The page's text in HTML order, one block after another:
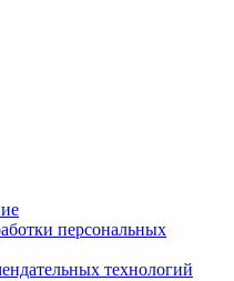
персональных
технологий